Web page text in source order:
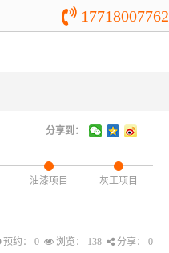
17718007762
分享到：
油漆项目 灰工项目
预约： 0 浏览： 138 分享： 0